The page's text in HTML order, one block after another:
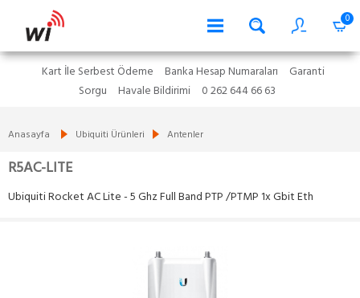
0
Kart İle Serbest Ödeme Banka Hesap Numaraları
Garanti
Sorgu
Havale Bildirimi 0 262 644 66 63
Anasayfa Ubiquiti Ürünleri Antenler
R5AC-LITE
Ubiquiti Rocket AC Lite - 5 Ghz Full Band PTP /PTMP 1x Gbit Eth